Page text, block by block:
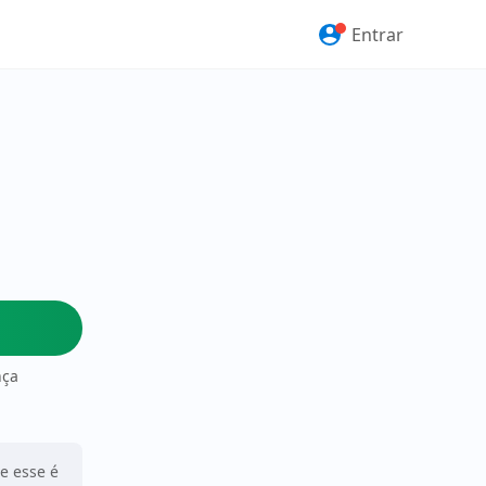
Entrar
esse é